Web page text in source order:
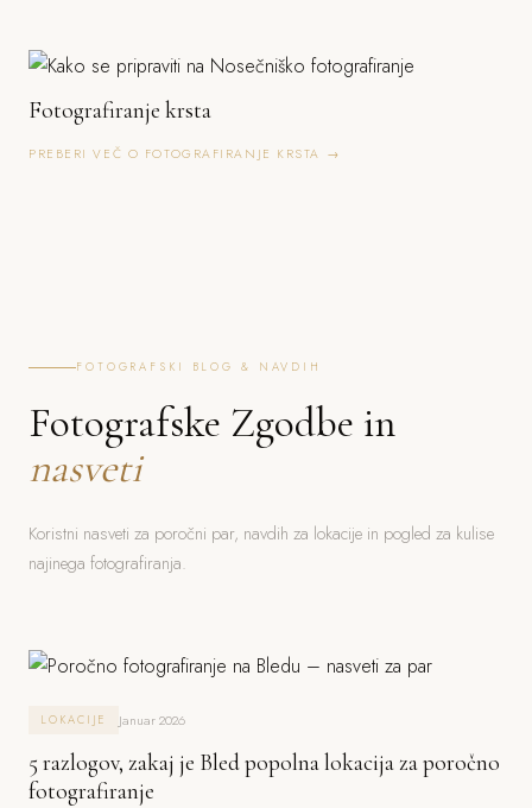
Fotografiranje krsta
PREBERI VEČ O FOTOGRAFIRANJE KRSTA →
FOTOGRAFSKI BLOG & NAVDIH
Fotografske Zgodbe in
nasveti
Koristni nasveti za poročni par, navdih za lokacije in pogled za kulise
najinega fotografiranja.
LOKACIJE Januar 2026
5 razlogov, zakaj je Bled popolna lokacija za poročno
fotografiranje